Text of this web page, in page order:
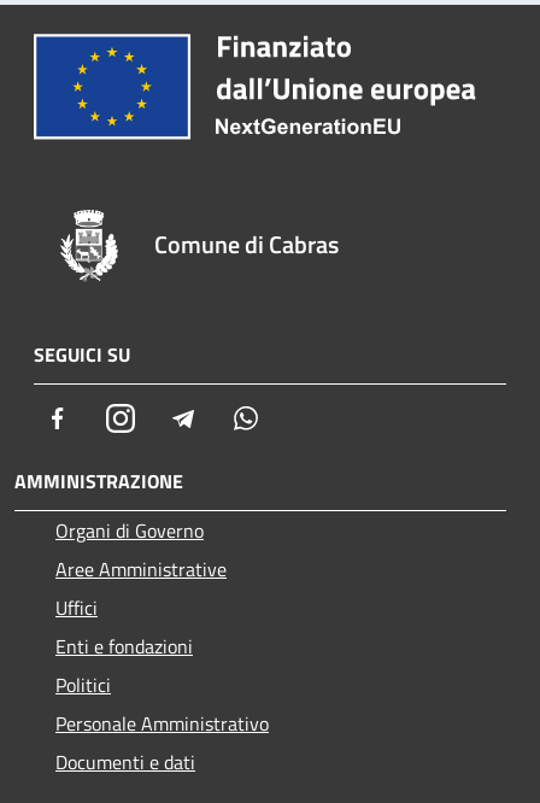
Comune di Cabras
SEGUICI SU
FacebookInstagram Telegram
AMMINISTRAZIONE
Organi di Governo
Aree Amministrative
Uffici
Enti e fondazioni
Politici
Personale Amministrativo
Documenti e dati